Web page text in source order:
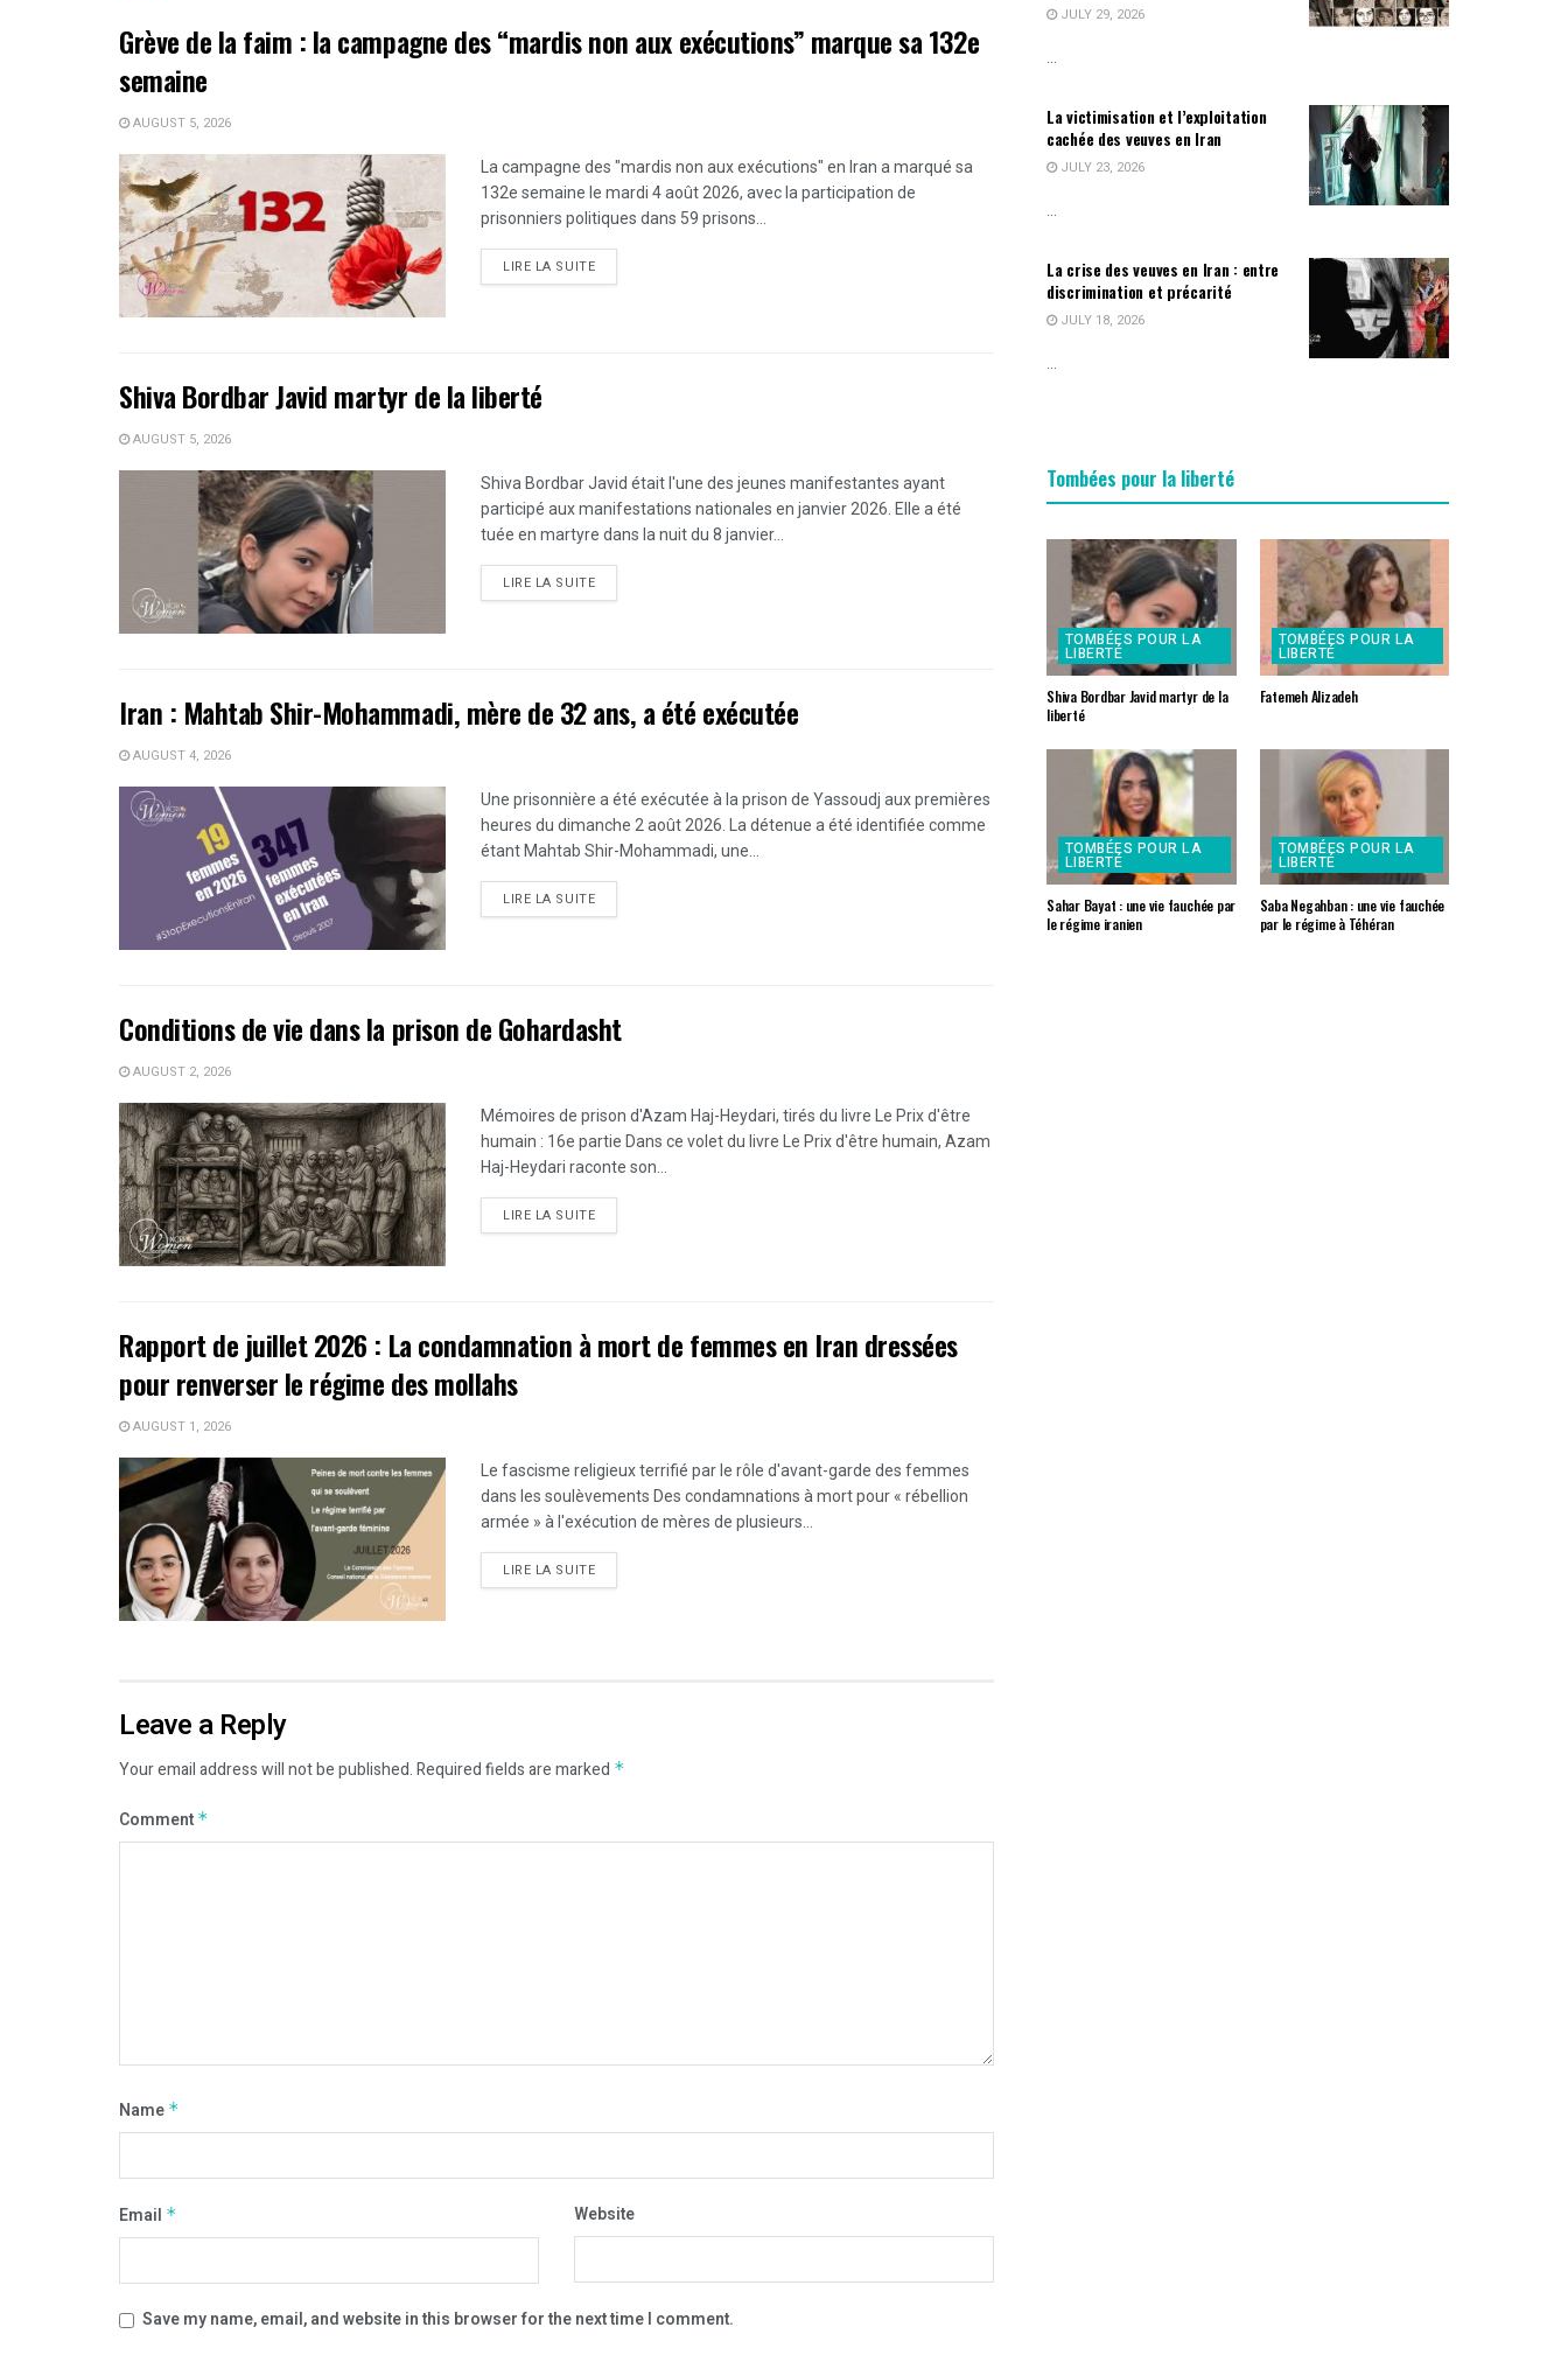
Grève de la faim : la campagne des “mardis non aux exécutions” marque sa 132e
semaine
AUGUST 5, 2026
La campagne des "mardis non aux exécutions" en Iran a marqué sa
132e semaine le mardi 4 août 2026, avec la participation de
prisonniers politiques dans 59 prisons...
LIRE LA SUITEDETAILS
Shiva Bordbar Javid martyr de la liberté
AUGUST 5, 2026
Shiva Bordbar Javid était l'une des jeunes manifestantes ayant
participé aux manifestations nationales en janvier 2026. Elle a été
tuée en martyre dans la nuit du 8 janvier...
LIRE LA SUITEDETAILS
Iran : Mahtab Shir-Mohammadi, mère de 32 ans, a été exécutée
AUGUST 4, 2026
Une prisonnière a été exécutée à la prison de Yassoudj aux premières
heures du dimanche 2 août 2026. La détenue a été identifiée comme
étant Mahtab Shir-Mohammadi, une...
LIRE LA SUITEDETAILS
Conditions de vie dans la prison de Gohardasht
AUGUST 2, 2026
Mémoires de prison d'Azam Haj-Heydari, tirés du livre Le Prix d'être
humain : 16e partie Dans ce volet du livre Le Prix d'être humain, Azam
Haj-Heydari raconte son...
LIRE LA SUITEDETAILS
Rapport de juillet 2026 : La condamnation à mort de femmes en Iran dressées
pour renverser le régime des mollahs
AUGUST 1, 2026
Le fascisme religieux terrifié par le rôle d'avant-garde des femmes
dans les soulèvements Des condamnations à mort pour « rébellion
armée » à l'exécution de mères de plusieurs...
LIRE LA SUITEDETAILS
Leave a Reply
Your email address will not be published.Required fields are marked *
Comment *
Name *
Email * Website
Save my name, email, and website in this browser for the next time I comment.
JULY 29, 2026
...
La victimisation et l’exploitation
cachée des veuves en Iran
JULY 23, 2026
...
La crise des veuves en Iran : entre
discrimination et précarité
JULY 18, 2026
...
Tombées pour la liberté
TOMBÉES POUR LA
LIBERTÉ
Shiva Bordbar Javid martyr de la
liberté
TOMBÉES POUR LA
LIBERTÉ
Fatemeh Alizadeh
TOMBÉES POUR LA
LIBERTÉ
Sahar Bayat : une vie fauchée par
le régime iranien
TOMBÉES POUR LA
LIBERTÉ
Saba Negahban : une vie fauchée
par le régime à Téhéran